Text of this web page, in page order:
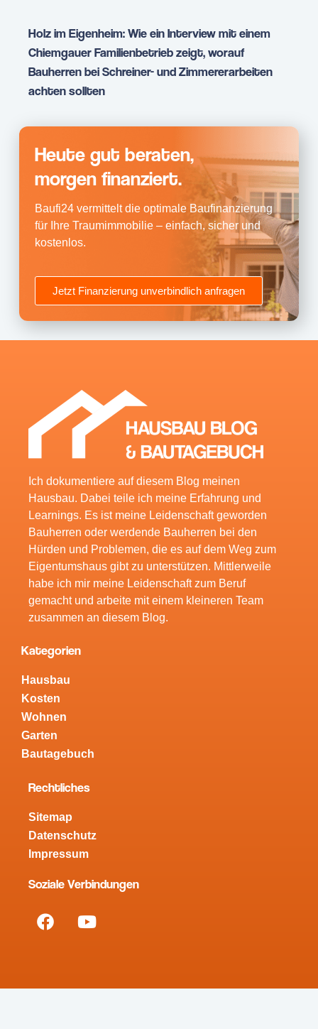
Holz im Eigenheim: Wie ein Interview mit einem
Chiemgauer Familienbetrieb zeigt, worauf
Bauherren bei Schreiner- und Zimmererarbeiten
achten sollten
Heute gut beraten,
morgen finanziert.
Baufi24 vermittelt die optimale Baufinanzierung
für Ihre Traumimmobilie – einfach, sicher und
kostenlos.
Jetzt Finanzierung unverbindlich anfragen
Ich dokumentiere auf diesem Blog meinen
Hausbau. Dabei teile ich meine Erfahrung und
Learnings. Es ist meine Leidenschaft geworden
Bauherren oder werdende Bauherren bei den
Hürden und Problemen, die es auf dem Weg zum
Eigentumshaus gibt zu unterstützen. Mittlerweile
habe ich mir meine Leidenschaft zum Beruf
gemacht und arbeite mit einem kleineren Team
zusammen an diesem Blog.
Kategorien
Hausbau
Kosten
Wohnen
Garten
Bautagebuch
Rechtliches
Sitemap
Datenschutz
Impressum
Soziale Verbindungen